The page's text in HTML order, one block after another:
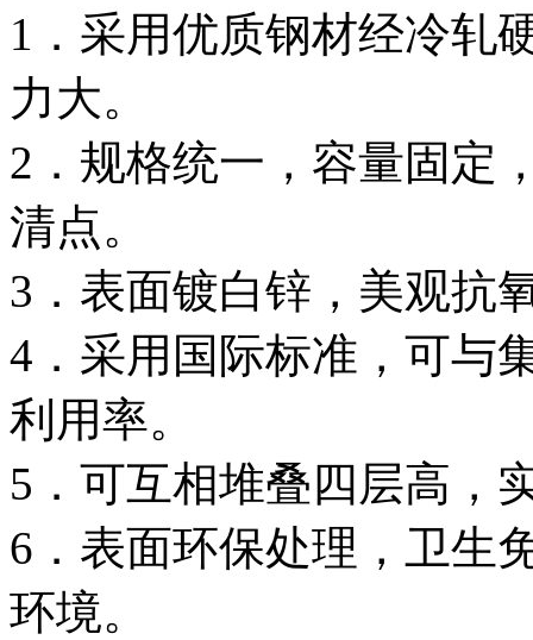
1．采用优质钢材经冷轧
力大。
2．规格统一，容量固定
清点。
3．表面镀白锌，美观抗
4．采用国际标准，可与
利用率。
5．可互相堆叠四层高，
6．表面环保处理，卫生
环境。